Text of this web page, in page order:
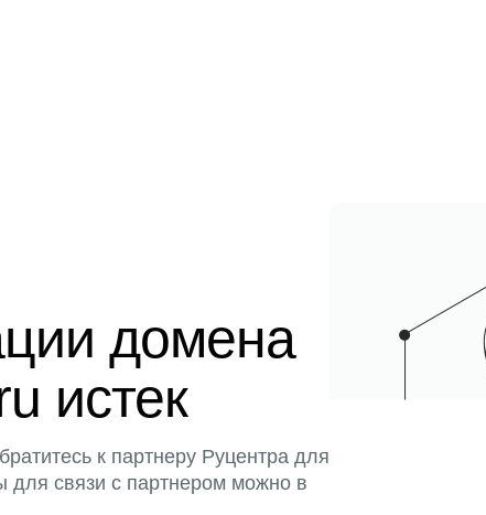
домена
истек
к партнеру Руцентра для
для связи с партнером можно в